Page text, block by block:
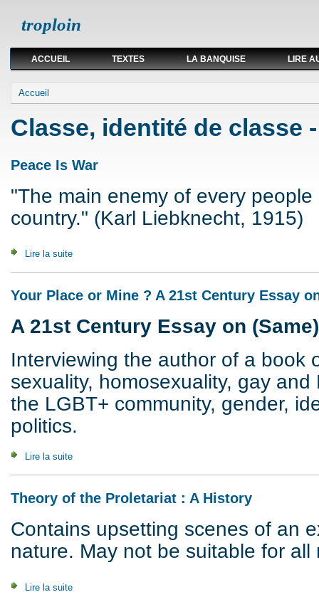
troploin
ACCUEIL TEXTES LA BANQUISE LIRE
Vous êtes ici
Accueil
Classe, identité de classe
Peace Is War
"The main enemy of every
country." (Karl Liebknecht, 1915)
Lire la suite
Your Place or Mine ? A 21st Century Essay
A 21st Century Essay on
Interviewing the author of a book
sexuality, homosexuality, gay
the LGBT+ community, gender,
politics.
Lire la suite
Theory of the Proletariat : A History
Contains upsetting scenes of an
nature. May not be suitable for all
Lire la suite